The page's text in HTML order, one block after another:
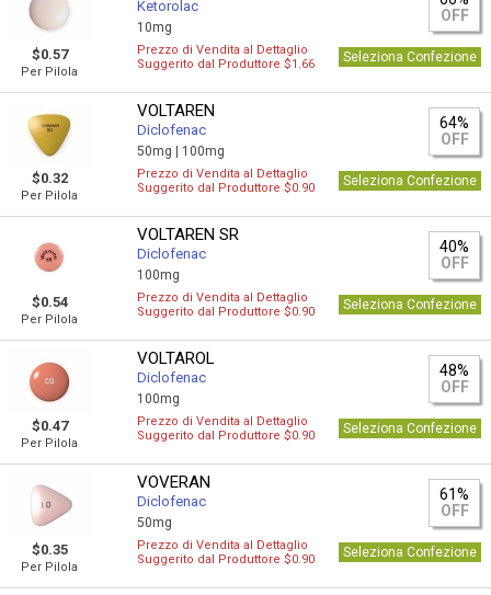
$0.57
Per Pilola
Ketorolac
10mg
OFF
Prezzo di Vendita al Dettaglio
Suggerito dal Produttore $1.66
Seleziona Confezione
$0.32
Per Pilola
VOLTAREN
Diclofenac
50mg | 100mg
64%
OFF
Prezzo di Vendita al Dettaglio
Suggerito dal Produttore $0.90
Seleziona Confezione
$0.54
Per Pilola
VOLTAREN SR
Diclofenac
100mg
40%
OFF
Prezzo di Vendita al Dettaglio
Suggerito dal Produttore $0.90
Seleziona Confezione
$0.47
Per Pilola
VOLTAROL
Diclofenac
100mg
48%
OFF
Prezzo di Vendita al Dettaglio
Suggerito dal Produttore $0.90
Seleziona Confezione
$0.35
Per Pilola
VOVERAN
Diclofenac
50mg
61%
OFF
Prezzo di Vendita al Dettaglio
Suggerito dal Produttore $0.90
Seleziona Confezione